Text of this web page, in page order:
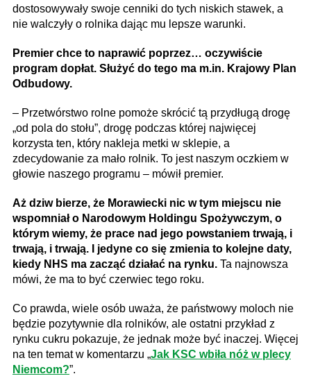
dostosowywały swoje cenniki do tych niskich stawek, a
nie walczyły o rolnika dając mu lepsze warunki.
Premier chce to naprawić poprzez… oczywiście
program dopłat. Służyć do tego ma m.in. Krajowy Plan
Odbudowy.
– Przetwórstwo rolne pomoże skrócić tą przydługą drogę
„od pola do stołu”, drogę podczas której najwięcej
korzysta ten, który nakleja metki w sklepie, a
zdecydowanie za mało rolnik. To jest naszym oczkiem w
głowie naszego programu – mówił premier.
Aż dziw bierze, że Morawiecki nic w tym miejscu nie
wspomniał o Narodowym Holdingu Spożywczym, o
którym wiemy, że prace nad jego powstaniem trwają, i
trwają, i trwają. I jedyne co się zmienia to kolejne daty,
kiedy NHS ma zacząć działać na rynku. Ta najnowsza
mówi, że ma to być czerwiec tego roku.
Co prawda, wiele osób uważa, że państwowy moloch nie
będzie pozytywnie dla rolników, ale ostatni przykład z
rynku cukru pokazuje, że jednak może być inaczej. Więcej
na ten temat w komentarzu „Jak KSC wbiła nóż w plecy
Niemcom?”.